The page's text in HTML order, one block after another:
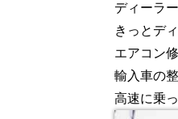
ディーラ
きっとデ
エアコン
輸入車の
高速に乗